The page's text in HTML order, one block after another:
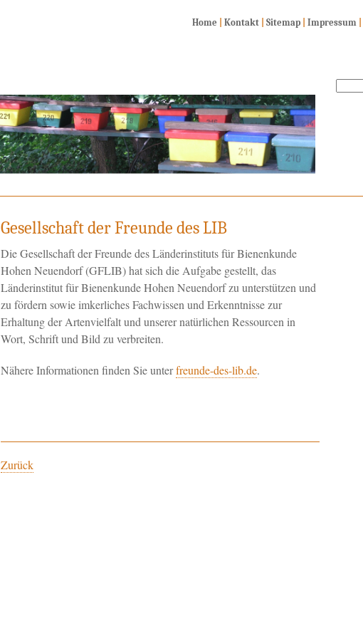
Home Kontakt Sitemap Impressum
Gesellschaft der Freunde des LIB
Die Gesellschaft der Freunde des Länderinstituts für Bienenkunde
Hohen Neuendorf (GFLIB) hat sich die Aufgabe gestellt, das
Länderinstitut für Bienenkunde Hohen Neuendorf zu unterstützen und
zu fördern sowie imkerliches Fachwissen und Erkenntnisse zur
Erhaltung der Artenvielfalt und unserer natürlichen Ressourcen in
Wort, Schrift und Bild zu verbreiten.
Nähere Informationen finden Sie unterfreunde-des-lib.de.
Zurück